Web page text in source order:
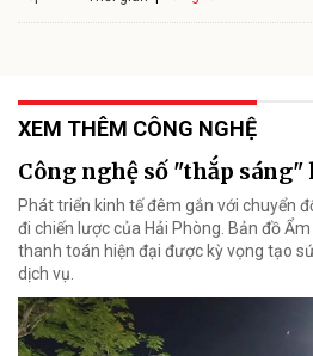
XEM THÊM CÔNG NGHỆ
Công nghệ số "thắp
Phát triển kinh tế đêm gắn với chuyển
đi chiến lược của Hải Phòng. Bản đồ
thanh toán hiện đại được kỳ vọng tạo
dịch vụ.